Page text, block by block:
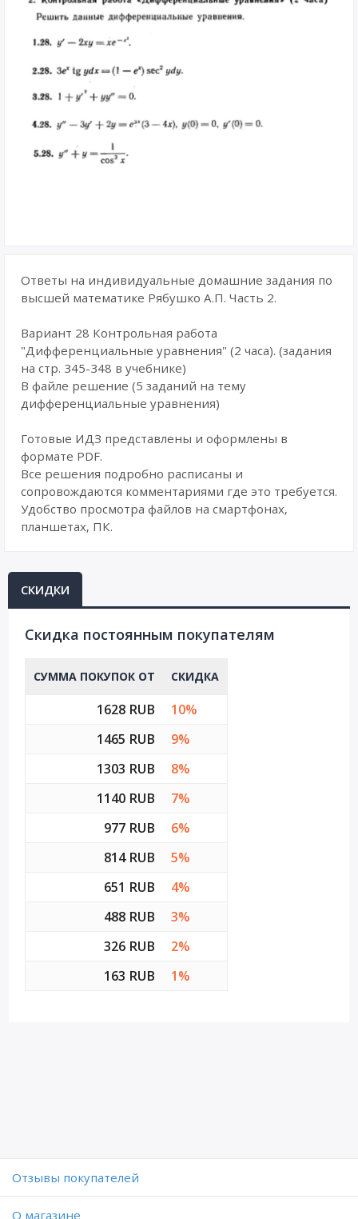
Ответы на индивидуальные домашние задания по
высшей математике Рябушко А.П. Часть 2.
Вариант 28 Контрольная работа
"Дифференциальные уравнения" (2 часа). (задания
на стр. 345-348 в учебнике)
В файле решение (5 заданий на тему
дифференциальные уравнения)
Готовые ИДЗ представлены и оформлены в
формате PDF.
Все решения подробно расписаны и
сопровождаются комментариями где это требуется.
Удобство просмотра файлов на смартфонах,
планшетах, ПК.
СКИДКИ
Cкидка постоянным покупателям
СУММА ПОКУПОК ОТ СКИДКА
1628 RUB
10%
1465 RUB
9%
1303 RUB
8%
1140 RUB
7%
977 RUB
6%
814 RUB
5%
651 RUB
4%
488 RUB
3%
326 RUB
2%
163 RUB
1%
Отзывы покупателей
O магазине